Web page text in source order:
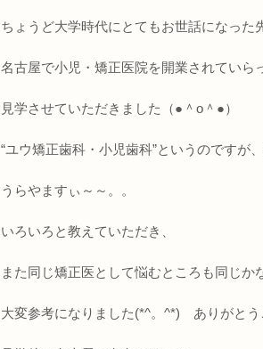
ちょうど大学時代にとてもお世話になった
名古屋で小児・矯正医院を開業されていら
見学させていただきました（●＾o＾●）
“ユウ矯正歯科・小児歯科”というのですが
うらやますぃ～～。。
いろいろと教えていただき、
また同じ矯正医として悩むところも同じか
大変参考になりました(*^。^*) ありがとう